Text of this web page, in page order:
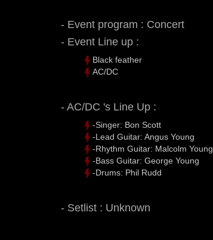
- Event program : Concert
- Event Line up :
Black feather
AC/DC
- AC/DC 's Line Up :
-Singer: Bon Scott
-Lead Guitar: Angus Young
-Rhythm Guitar: Malcolm Young
-Bass Guitar: George Young
-Drums: Phil Rudd
- Setlist : Unknown